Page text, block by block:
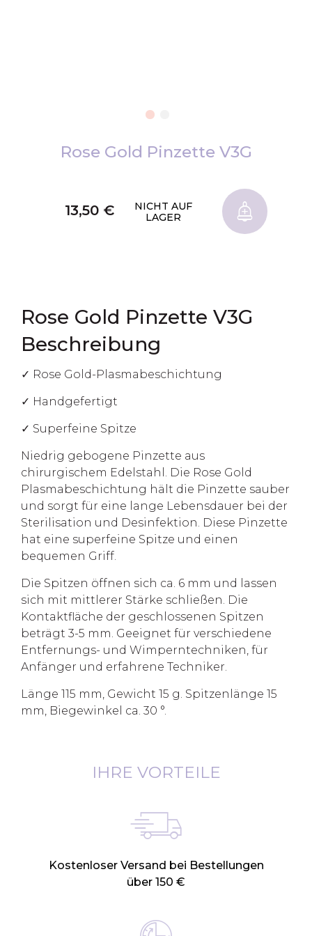
Rose Gold Pinzette V3G
13,50 €
NICHT AUF
LAGER
Rose Gold Pinzette V3G
Beschreibung
✓ Rose Gold-Plasmabeschichtung
✓ Handgefertigt
✓ Superfeine Spitze
Niedrig gebogene Pinzette aus
chirurgischem Edelstahl. Die Rose Gold
Plasmabeschichtung hält die Pinzette sauber
und sorgt für eine lange Lebensdauer bei der
Sterilisation und Desinfektion. Diese Pinzette
hat eine superfeine Spitze und einen
bequemen Griff.
Die Spitzen öffnen sich ca. 6 mm und lassen
sich mit mittlerer Stärke schließen. Die
Kontaktfläche der geschlossenen Spitzen
beträgt 3-5 mm. Geeignet für verschiedene
Entfernungs- und Wimperntechniken, für
Anfänger und erfahrene Techniker.
Länge 115 mm, Gewicht 15 g. Spitzenlänge 15
mm, Biegewinkel ca. 30 °.
IHRE VORTEILE
Kostenloser Versand bei Bestellungen
über 150 €